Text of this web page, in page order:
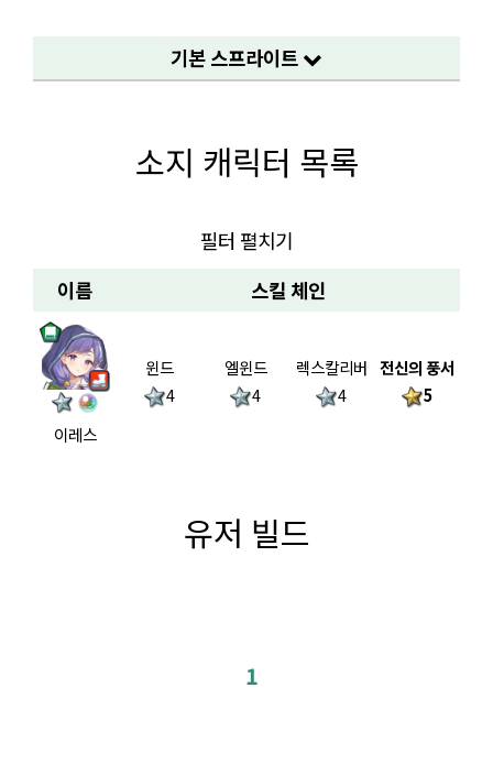
기본 스프라이트
소지 캐릭터 목록
필터 펼치기
이름 스킬 체인
이레스
윈드
4
엘윈드
4
렉스칼리버
4
전신의 풍서
5
유저 빌드
1